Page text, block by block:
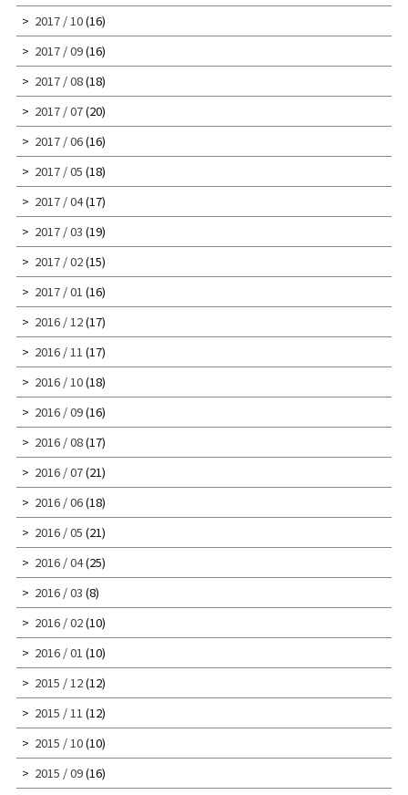
2017 / 10(16)
2017 / 09(16)
2017 / 08(18)
2017 / 07(20)
2017 / 06(16)
2017 / 05 (18)
2017 / 04(17)
2017 / 03 (19)
2017 / 02(15)
2017 / 01 (16)
2016 / 12(17)
2016 / 11 (17)
2016 / 10(18)
2016 / 09(16)
2016 / 08(17)
2016 / 07(21)
2016 / 06(18)
2016 / 05 (21)
2016 / 04(25)
2016 / 03 (8)
2016 / 02(10)
2016 / 01 (10)
2015 / 12(12)
2015 / 11 (12)
2015 / 10(10)
2015 / 09(16)